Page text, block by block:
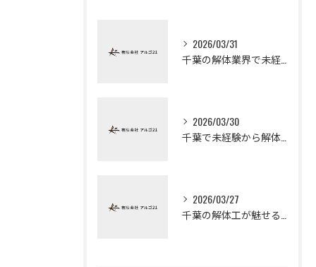
2026/03/31
2026/03/30
2026/03/27